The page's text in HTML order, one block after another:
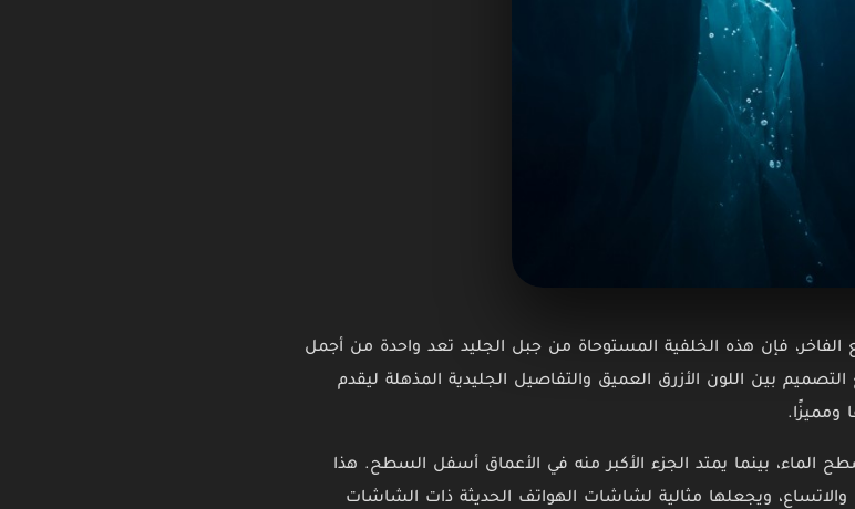
الفاخر، فإن هذه الخلفية المستوحاة من جبل الجليد تعد واحدة من أجمل
بين اللون الأزرق العميق والتفاصيل الجليدية المذهلة ليقدم
ومميزًا.
الماء، بينما يمتد الجزء الأكبر منه في الأعماق أسفل السطح. هذا
ويجعلها مثالية لشاشات الهواتف الحديثة ذات الشاشات